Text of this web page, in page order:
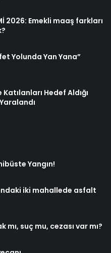
2026: Emekli maaş farkları
Yolunda Yan Yana”
Hedef Aldığı
Yangın!
iki mahallede asfalt
suç mu, cezası var mı?